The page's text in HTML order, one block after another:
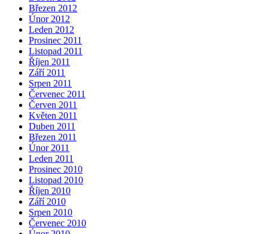
Březen 2012
Únor 2012
Leden 2012
Prosinec 2011
Listopad 2011
Říjen 2011
Září 2011
Srpen 2011
Červenec 2011
Červen 2011
Květen 2011
Duben 2011
Březen 2011
Únor 2011
Leden 2011
Prosinec 2010
Listopad 2010
Říjen 2010
Září 2010
Srpen 2010
Červenec 2010